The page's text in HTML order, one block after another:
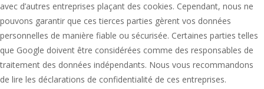
avec d’autres entreprises plaçant des cookies. Cependant, nous ne
pouvons garantir que ces tierces parties gèrent vos données
personnelles de manière fiable ou sécurisée. Certaines parties telles
que Google doivent être considérées comme des responsables de
traitement des données indépendants. Nous vous recommandons
de lire les déclarations de confidentialité de ces entreprises.